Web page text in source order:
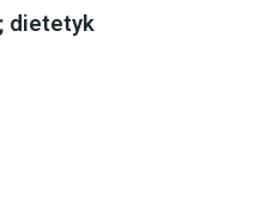
dietetyk